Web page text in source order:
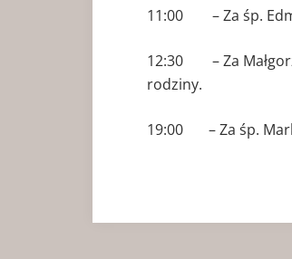
11:00 – Za śp.
12:30 – Za
rodziny.
19:00 – Za śp.